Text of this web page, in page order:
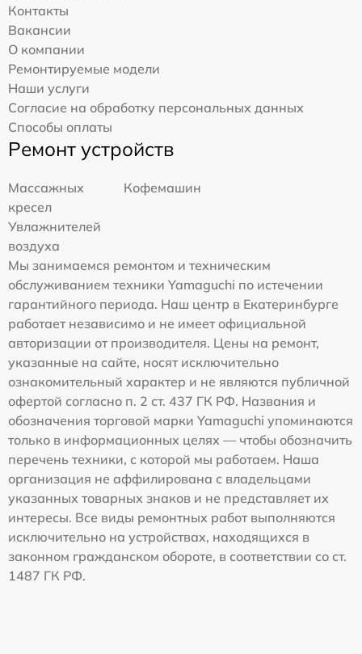
Контакты
Вакансии
О компании
Ремонтируемые модели
Наши услуги
Согласие на обработку персональных данных
Способы оплаты
Ремонт устройств
Массажных
кресел
Кофемашин
Увлажнителей
воздуха
Мы занимаемся ремонтом и техническим
обслуживанием техники Yamaguchi по истечении
гарантийного периода. Наш центр в Екатеринбурге
работает независимо и не имеет официальной
авторизации от производителя. Цены на ремонт,
указанные на сайте, носят исключительно
ознакомительный характер и не являются публичной
офертой согласно п. 2 ст. 437 ГК РФ. Названия и
обозначения торговой марки Yamaguchi упоминаются
только в информационных целях — чтобы обозначить
перечень техники, с которой мы работаем. Наша
организация не аффилирована с владельцами
указанных товарных знаков и не представляет их
интересы. Все виды ремонтных работ выполняются
исключительно на устройствах, находящихся в
законном гражданском обороте, в соответствии со ст.
1487 ГК РФ.